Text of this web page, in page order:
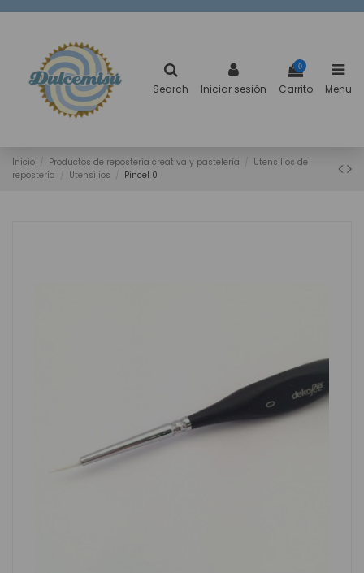
Search Iniciar sesión
0
Carrito Menu
Inicio Productos de repostería creativa y pastelería
Utensilios de
repostería
Utensilios Pincel 0